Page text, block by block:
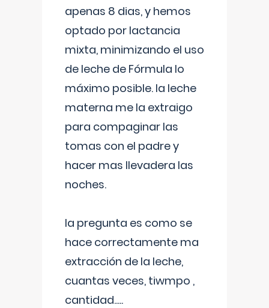
apenas 8 dias, y hemos
optado por lactancia
mixta, minimizando el uso
de leche de Fórmula lo
máximo posible. la leche
materna me la extraigo
para compaginar las
tomas con el padre y
hacer mas llevadera las
noches.
la pregunta es como se
hace correctamente ma
extracción de la leche,
cuantas veces, tiwmpo ,
cantidad.....